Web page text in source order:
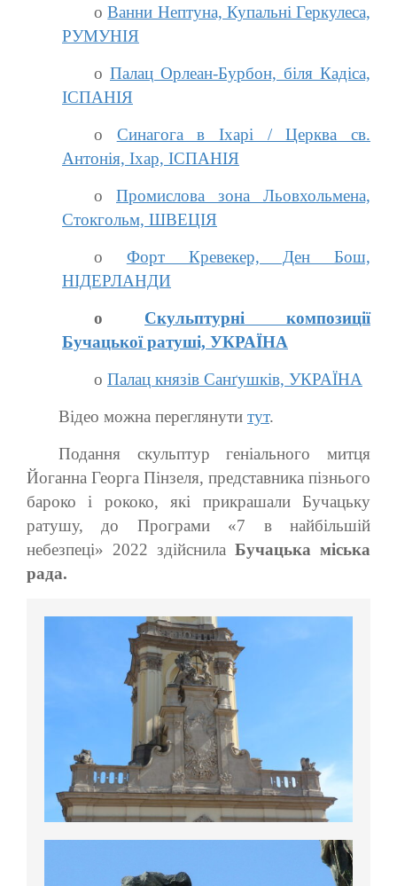
oВанни Нептуна, Купальні Геркулеса,
РУМУНІЯ
o Палац Орлеан-Бурбон, біля Кадіса,
ІСПАНІЯ
o Синагога в Іхарі / Церква св.
Антонія, Іхар, ІСПАНІЯ
o Промислова зона Льовхольмена,
Стокгольм, ШВЕЦІЯ
o Форт Кревекер, Ден Бош,
НІДЕРЛАНДИ
o Скульптурні композиції
Бучацької ратуші, УКРАЇНА
o Палац князів Санґушків, УКРАЇНА
Відео можна переглянути тут.
Подання скульптур геніального митця
Йоганна Георга Пінзеля, представника пізнього
бароко і рококо, які прикрашали Бучацьку
ратушу, до Програми «7 в найбільшій
небезпеці» 2022 здійснила Бучацька міська
рада.